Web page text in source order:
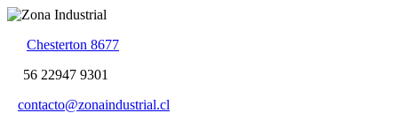
Chesterton 8677
56 22947 9301
contacto@zonaindustrial.cl